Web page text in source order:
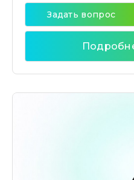
Задать вопрос